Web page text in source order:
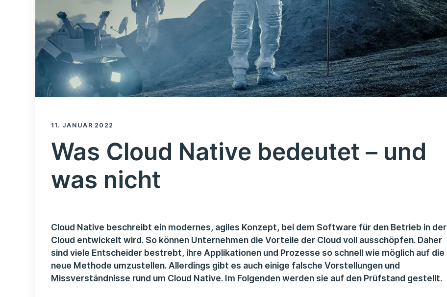
11. JANUAR 2022
Was Cloud Native bedeutet – und
was nicht
Cloud Native beschreibt ein modernes, agiles Konzept, bei dem Software für den Betrieb in der
Cloud entwickelt wird. So können Unternehmen die Vorteile der Cloud voll ausschöpfen. Daher
sind viele Entscheider bestrebt, ihre Applikationen und Prozesse so schnell wie möglich auf die
neue Methode umzustellen. Allerdings gibt es auch einige falsche Vorstellungen und
Missverständnisse rund um Cloud Native. Im Folgenden werden sie auf den Prüfstand gestellt.